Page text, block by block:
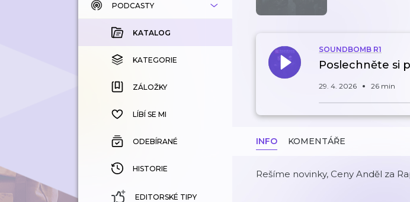
KATALOG
KOUPENÉ
KATEGORIE
ZÁLOŽKY
HISTORIE
PODCASTY
KATALOG
KATEGORIE
ZÁLOŽKY
LÍBÍ SE MI
ODEBÍRANÉ
HISTORIE
EDITORSKÉ TIPY
SOUNDBOMB R1
Poslechněte si
29. 4. 2026 26 min
INFO KOMENTÁŘE
Rešíme novinky, Ceny Anděl za